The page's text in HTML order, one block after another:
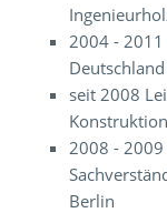
2004 -
seit 2008
2008 -
Berlin